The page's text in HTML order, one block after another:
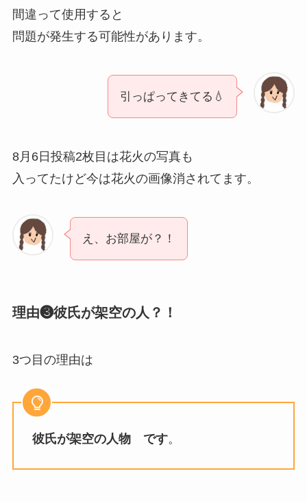
間違って使用すると
問題が発生する可能性があります。
引っぱってきてる💧
8月6日投稿2枚目は花火の写真も
入ってたけど今は花火の画像消されてます。
え、お部屋が？！
理由❸彼氏が架空の人？！
3つ目の理由は
彼氏が架空の人物 です。